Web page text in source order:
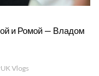
и Ромой — Владом
Vlogs